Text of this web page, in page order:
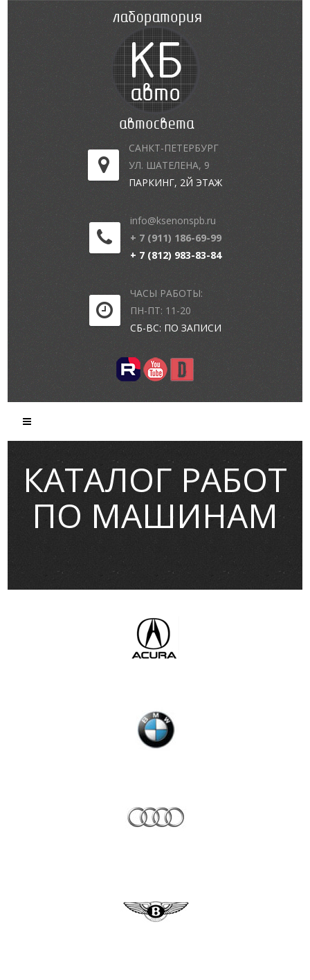
САНКТ-ПЕТЕРБУРГ
УЛ. ШАТЕЛЕНА, 9
ПАРКИНГ, 2Й ЭТАЖ
info@ksenonspb.ru
+ 7 (911) 186-69-99
+ 7 (812) 983-83-84
ЧАСЫ РАБОТЫ:
ПН-ПТ: 11-20
СБ-ВС: ПО ЗАПИСИ
КАТАЛОГ РАБОТ
ПО МАШИНАМ